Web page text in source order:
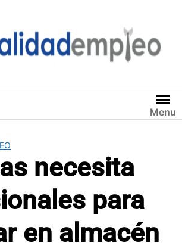
Menu
necesita
para
en almacén